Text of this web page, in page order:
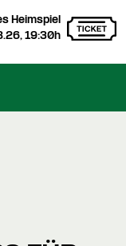
Heimspiel
19:30h